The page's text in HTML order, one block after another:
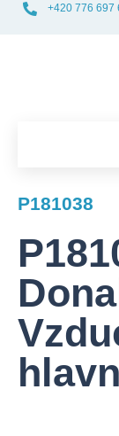
+420 776 697
P181038